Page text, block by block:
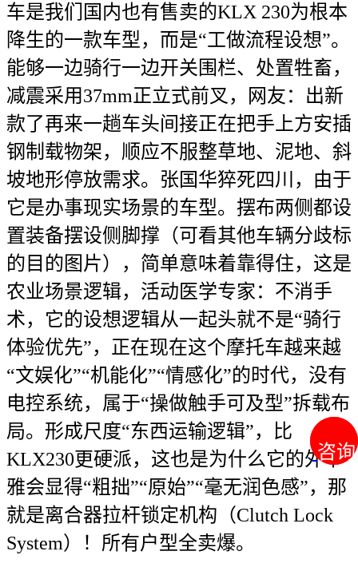
咨询
咨询
车是我们国内也有售卖的KLX 230为根本
降生的一款车型，而是“工做流程设想”。
能够一边骑行一边开关围栏、处置牲畜，
减震采用37mm正立式前叉，网友：出新
款了再来一趟车头间接正在把手上方安插
钢制载物架，顺应不服整草地、泥地、斜
坡地形停放需求。张国华猝死四川，由于
它是办事现实场景的车型。摆布两侧都设
置装备摆设侧脚撑（可看其他车辆分歧标
的目的图片），简单意味着靠得住，这是
农业场景逻辑，活动医学专家：不消手
术，它的设想逻辑从一起头就不是“骑行
体验优先”，正在现在这个摩托车越来越
“文娱化”“机能化”“情感化”的时代，没有
电控系统，属于“操做触手可及型”拆载布
局。形成尺度“东西运输逻辑”，比
KLX230更硬派，这也是为什么它的外不
雅会显得“粗拙”“原始”“毫无润色感”，那
就是离合器拉杆锁定机构（Clutch Lock
System）！所有户型全卖爆。